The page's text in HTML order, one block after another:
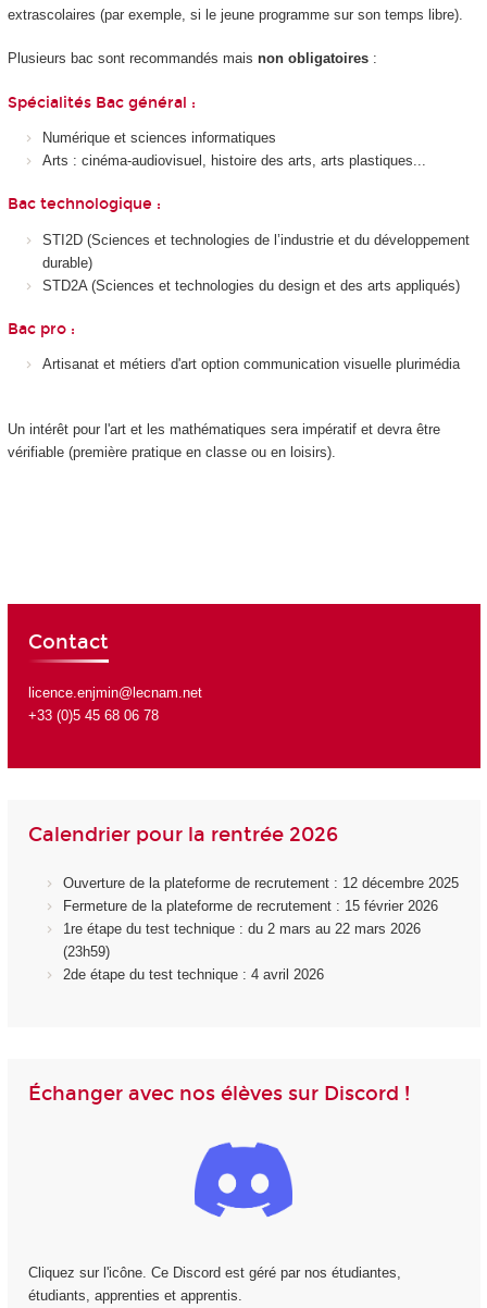
extrascolaires (par exemple, si le jeune programme sur son temps libre).
Plusieurs bac sont recommandés mais non obligatoires:
Spécialités Bac général :
Numérique et sciences informatiques
Arts : cinéma-audiovisuel, histoire des arts, arts plastiques...
Bac technologique :
STI2D (Sciences et technologies de l’industrie et du développement
durable)
STD2A (Sciences et technologies du design et des arts appliqués)
Bac pro :
Artisanat et métiers d'art option communication visuelle plurimédia
Un intérêt pour l'art et les mathématiques sera impératif et devra être
vérifiable (première pratique en classe ou en loisirs).
Contact
licence.enjmin@lecnam.net
+33 (0)5 45 68 06 78
Calendrier pour la rentrée 2026
Ouverture de la plateforme de recrutement : 12 décembre 2025
Fermeture de la plateforme de recrutement : 15 février 2026
1re étape du test technique : du 2 mars au 22 mars 2026
(23h59)
2de étape du test technique : 4 avril 2026
Échanger avec nos élèves sur Discord !
Cliquez sur l'icône. Ce Discord est géré par nos étudiantes,
étudiants, apprenties et apprentis.